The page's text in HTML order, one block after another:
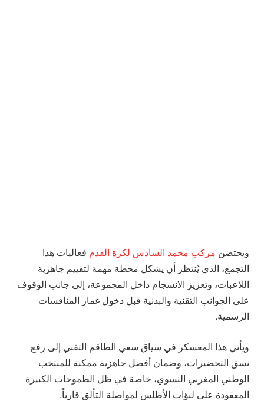
ويحتضن مركب محمد السادس لكرة القدم فعاليات هذا
التجمع، الذي يُنتظر أن يشكل محطة مهمة لتقييم جاهزية
اللاعبات، وتعزيز الانسجام داخل المجموعة، إلى جانب الوقوف
على الجوانب التقنية والبدنية قبل دخول غمار المنافسات
الرسمية.
ويأتي هذا المعسكر في سياق سعي الطاقم التقني إلى رفع
نسق التحضيرات، وضمان أفضل جاهزية ممكنة للمنتخب
الوطني المغربي النسوي، خاصة في ظل الطموحات الكبيرة
المعقودة على لبؤات الأطلس لمواصلة التألق قارياً.